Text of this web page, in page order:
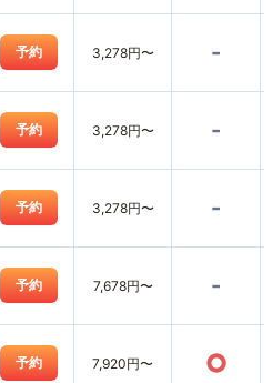
予約 3,278円〜 -
予約 3,278円〜 -
予約 3,278円〜 -
予約 7,678円〜 -
予約 7,920円〜 ○